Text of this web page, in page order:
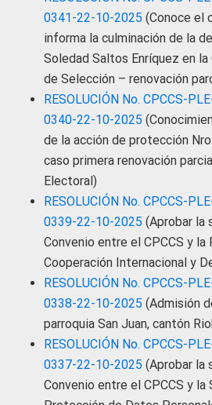
0341-22-10-2025 (Conoce el
informa la culminación de la
Soledad Saltos Enríquez en la
de Selección – renovación
RESOLUCIÓN No. CPCCS-
0340-22-10-2025
de la acción de protección
caso primera renovación
Electoral)
RESOLUCIÓN No. CPCCS-
0339-22-10-2025 (Aprobar la
Convenio entre el CPCCS y la
Cooperación Internacional y
RESOLUCIÓN No. CPCCS-
0338-22-10-2025 (Admisión
parroquia San Juan, cantón
RESOLUCIÓN No. CPCCS-
0337-22-10-2025 (Aprobar la
Convenio entre el CPCCS y la